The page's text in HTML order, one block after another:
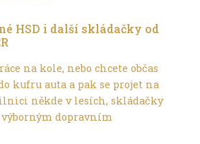
HSD i další skládačky od
na kole, nebo chcete občas
kufru auta a pak se projet na
někde v lesích, skládačky
dopravním